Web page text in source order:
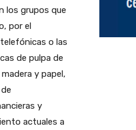
los grupos que
por el
o las
de pulpa de
y papel,
y
actuales a